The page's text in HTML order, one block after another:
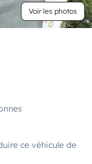
Voir les photos
ce véhicule de